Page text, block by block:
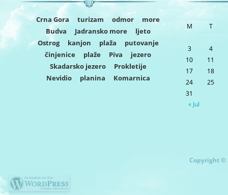
Crna Gora turizam odmor
more
Budva
Jadransko more
ljeto
Ostrog
kanjon plaža
putovanje
činjenice
plaže Piva
jezero
Skadarsko jezero
Prokletije
Nevidio
planina Komarnica
M T
3
4
10
11
17
18
24
25
31
« Jul
Copyright ©